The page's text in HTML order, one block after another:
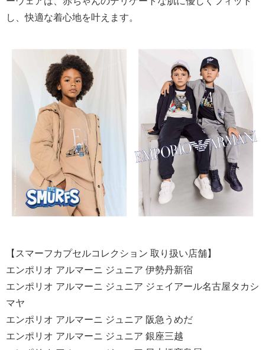
し、快適な着心地を叶えます。
【スマーフカプセルコレクション 取り扱い店舗】
エンポリオ アルマーニ ジュニア 伊勢丹新宿
エンポリオ アルマーニ ジュニア ジェイアール名古屋タカシ
マヤ
エンポリオ アルマーニ ジュニア 阪急うめだ
エンポリオ アルマーニ ジュニア 銀座三越